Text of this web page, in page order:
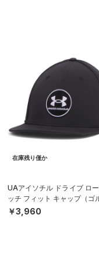
在庫残り僅か
UAアイソチル ドライブ ロ
ッチ フィット キャップ（ゴ
N）
￥3,960